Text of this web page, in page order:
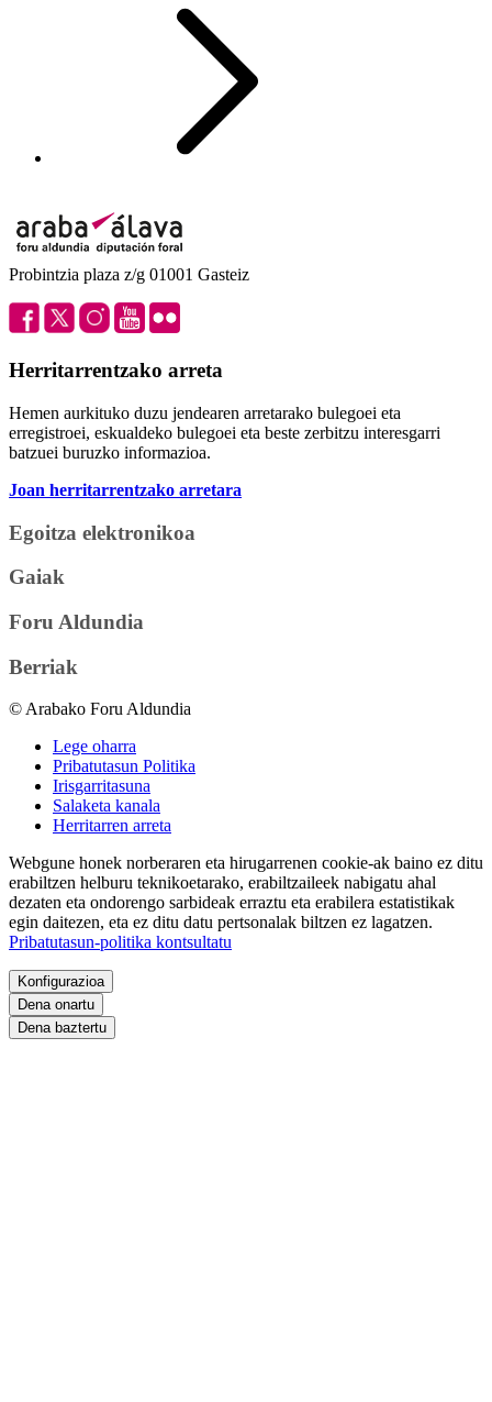
Probintzia plaza z/g 01001 Gasteiz
Herritarrentzako arreta
Hemen aurkituko duzu jendearen arretarako bulegoei eta
erregistroei, eskualdeko bulegoei eta beste zerbitzu interesgarri
batzuei buruzko informazioa.
Joan herritarrentzako arretara
Egoitza elektronikoa
Gaiak
Foru Aldundia
Berriak
© Arabako Foru Aldundia
Lege oharra
Pribatutasun Politika
Irisgarritasuna
Salaketa kanala
Herritarren arreta
Webgune honek norberaren eta hirugarrenen cookie-ak baino ez ditu
erabiltzen helburu teknikoetarako, erabiltzaileek nabigatu ahal
dezaten eta ondorengo sarbideak erraztu eta erabilera estatistikak
egin daitezen, eta ez ditu datu pertsonalak biltzen ez lagatzen.
Pribatutasun-politika kontsultatu
Konfigurazioa
Dena onartu
Dena baztertu